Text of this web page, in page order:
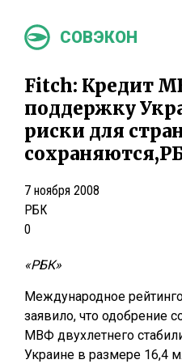
СОВЭКОН
Fitch: Кредит
поддержку
риски для
7 ноября 2008
РБК
0
«РБК»
Международное
заявило, что одобрение
МВФ двухлетнего
Украине в размере 16,4